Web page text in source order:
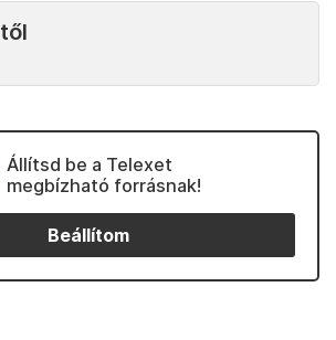
Állítsd be a Telexet
megbízható forrásnak!
Beállítom